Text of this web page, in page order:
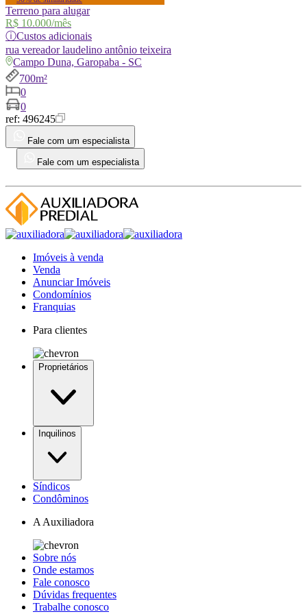
Terreno para alugar
R$ 10.000/mês
ⓘCustos adicionais
rua vereador laudelino antônio teixeira
Campo Duna, Garopaba - SC
700m²
0
0
ref: 496245
Fale com um especialista
Fale com um especialista
Imóveis à venda
Venda
Anunciar Imóveis
Condomínios
Franquias
Para clientes
Proprietários
Inquilinos
Síndicos
Condôminos
A Auxiliadora
Sobre nós
Onde estamos
Fale conosco
Dúvidas frequentes
Trabalhe conosco